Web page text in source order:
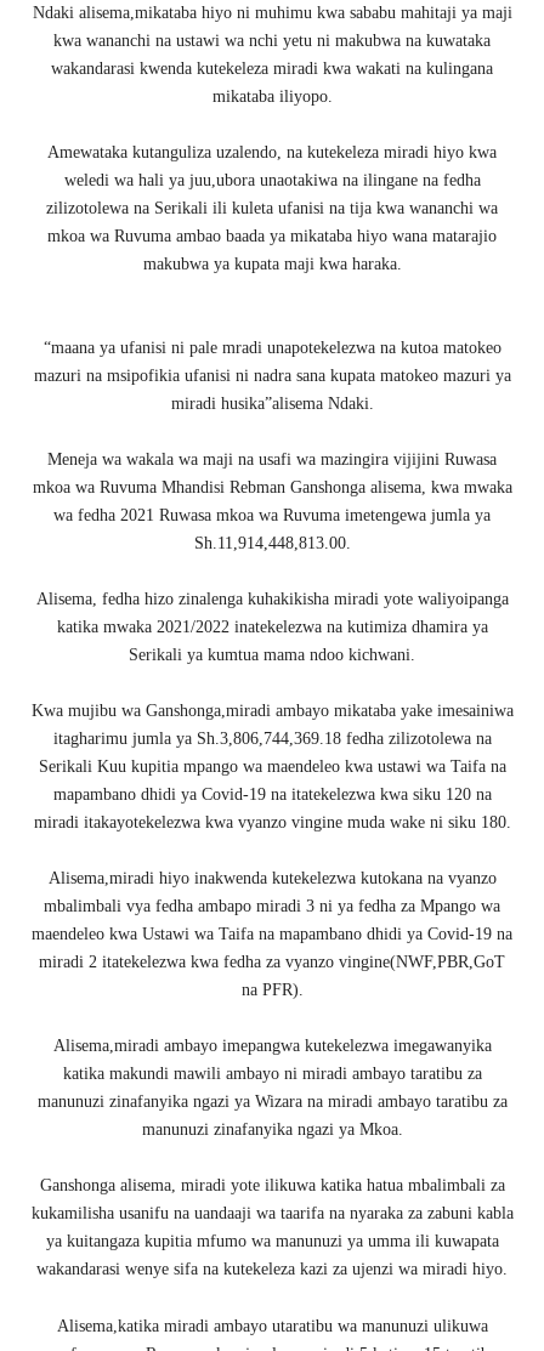
Ndaki alisema,mikataba hiyo ni muhimu kwa sababu mahitaji ya maji
kwa wananchi na ustawi wa nchi yetu ni makubwa na kuwataka
wakandarasi kwenda kutekeleza miradi kwa wakati na kulingana
mikataba iliyopo.
Amewataka kutanguliza uzalendo, na kutekeleza miradi hiyo kwa
weledi wa hali ya juu,ubora unaotakiwa na ilingane na fedha
zilizotolewa na Serikali ili kuleta ufanisi na tija kwa wananchi wa
mkoa wa Ruvuma ambao baada ya mikataba hiyo wana matarajio
makubwa ya kupata maji kwa haraka.
“maana ya ufanisi ni pale mradi unapotekelezwa na kutoa matokeo
mazuri na msipofikia ufanisi ni nadra sana kupata matokeo mazuri ya
miradi husika”alisema Ndaki.
Meneja wa wakala wa maji na usafi wa mazingira vijijini Ruwasa
mkoa wa Ruvuma Mhandisi Rebman Ganshonga alisema, kwa mwaka
wa fedha 2021 Ruwasa mkoa wa Ruvuma imetengewa jumla ya
Sh.11,914,448,813.00.
Alisema, fedha hizo zinalenga kuhakikisha miradi yote waliyoipanga
katika mwaka 2021/2022 inatekelezwa na kutimiza dhamira ya
Serikali ya kumtua mama ndoo kichwani.
Kwa mujibu wa Ganshonga,miradi ambayo mikataba yake imesainiwa
itagharimu jumla ya Sh.3,806,744,369.18 fedha zilizotolewa na
Serikali Kuu kupitia mpango wa maendeleo kwa ustawi wa Taifa na
mapambano dhidi ya Covid-19 na itatekelezwa kwa siku 120 na
miradi itakayotekelezwa kwa vyanzo vingine muda wake ni siku 180.
Alisema,miradi hiyo inakwenda kutekelezwa kutokana na vyanzo
mbalimbali vya fedha ambapo miradi 3 ni ya fedha za Mpango wa
maendeleo kwa Ustawi wa Taifa na mapambano dhidi ya Covid-19 na
miradi 2 itatekelezwa kwa fedha za vyanzo vingine(NWF,PBR,GoT
na PFR).
Alisema,miradi ambayo imepangwa kutekelezwa imegawanyika
katika makundi mawili ambayo ni miradi ambayo taratibu za
manunuzi zinafanyika ngazi ya Wizara na miradi ambayo taratibu za
manunuzi zinafanyika ngazi ya Mkoa.
Ganshonga alisema, miradi yote ilikuwa katika hatua mbalimbali za
kukamilisha usanifu na uandaaji wa taarifa na nyaraka za zabuni kabla
ya kuitangaza kupitia mfumo wa manunuzi ya umma ili kuwapata
wakandarasi wenye sifa na kutekeleza kazi za ujenzi wa miradi hiyo.
Alisema,katika miradi ambayo utaratibu wa manunuzi ulikuwa